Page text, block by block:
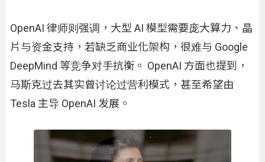
OpenAI 律师则强调，大型 AI 模型需要庞大算力、晶
片与资金支持，若缺乏商业化架构，很难与 Google
DeepMind 等竞争对手抗衡。 OpenAI 方面也提到，
马斯克过去其实曾讨论过营利模式，甚至希望由
Tesla 主导 OpenAI 发展。